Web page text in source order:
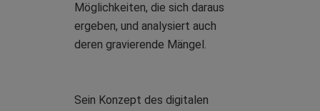
Möglichkeiten, die sich daraus
ergeben, und analysiert auch
deren gravierende Mängel.
Sein Konzept des digitalen